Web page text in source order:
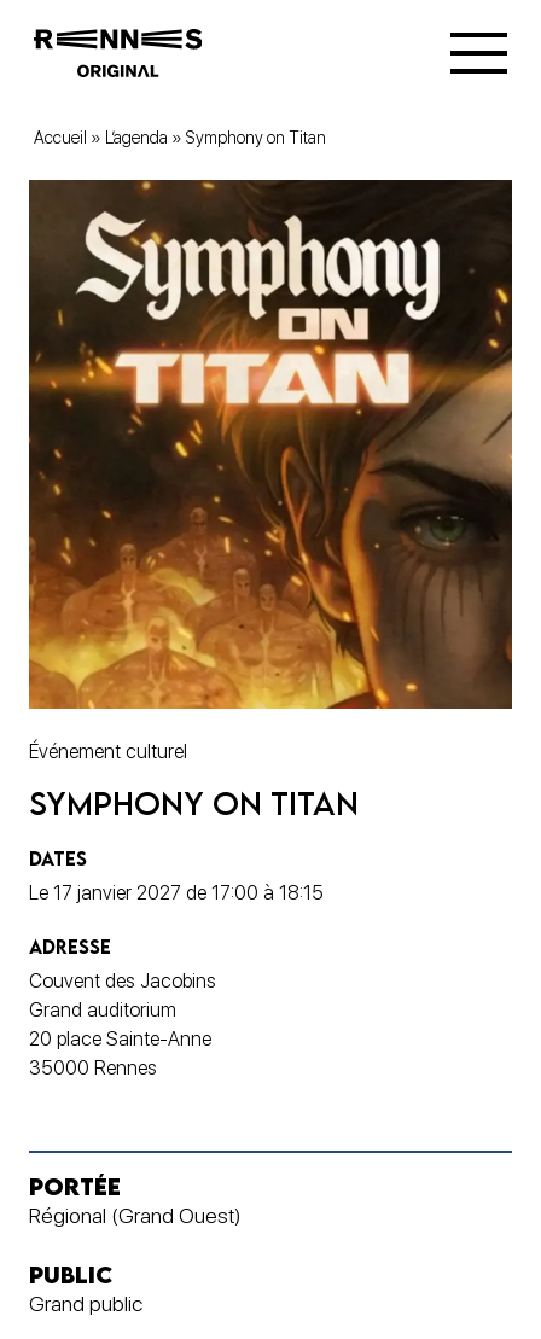
Accueil » L’agenda » Symphony on Titan
Événement culturel
Symphony on Titan
DATES
Le 17 janvier 2027 de 17:00 à 18:15
ADRESSE
Couvent des Jacobins
Grand auditorium
20 place Sainte-Anne
35000 Rennes
PORTÉE
Régional (Grand Ouest)
PUBLIC
Grand public